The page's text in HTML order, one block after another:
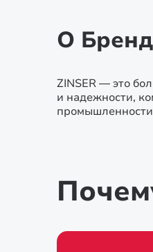
О
ZINSER — это
и надежности,